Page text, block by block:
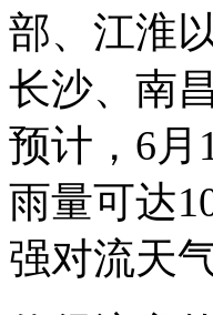
部、江淮
长沙、南
预计，6月
雨量可达
强对流天